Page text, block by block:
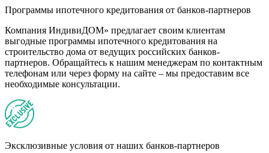
Программы ипотечного кредитования от банков-партнеров
Компания ИндивиДОМ» предлагает своим клиентам
выгодные программы ипотечного кредитования на
строительство дома от ведущих российских банков-
партнеров. Обращайтесь к нашим менеджерам по контактным
телефонам или через форму на сайте – мы предоставим все
необходимые консультации.
Эксклюзивные условия от наших банков-партнеров